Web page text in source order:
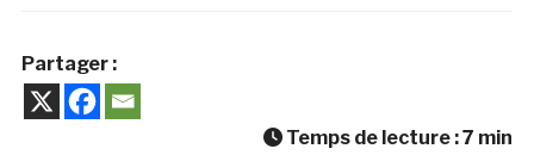
Partager :
Temps de lecture :7 min